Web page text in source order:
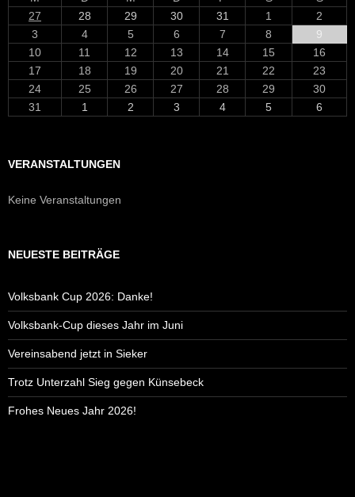
27
28 29 30 31 1
2
3
4 5 6 7 8
9
10
11 12 13 14 15
16
17
18 19 20 21 22
23
24
25 26 27 28 29
30
31
1 2 3 4 5 6
VERANSTALTUNGEN
Keine Veranstaltungen
NEUESTE BEITRÄGE
Volksbank Cup 2026: Danke!
Volksbank-Cup dieses Jahr im Juni
Vereinsabend jetzt in Sieker
Trotz Unterzahl Sieg gegen Künsebeck
Frohes Neues Jahr 2026!